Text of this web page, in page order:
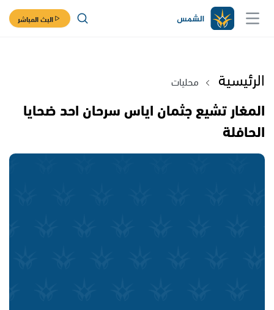
البث المباشر
الرئيسية محليات
المغار تشيع جثمان اياس سرحان احد ضحايا
الحافلة